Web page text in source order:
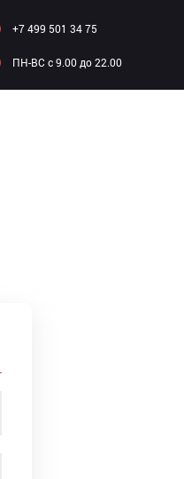
+7 499 501 34 75
ПН-ВC c 9.00 до 22.00